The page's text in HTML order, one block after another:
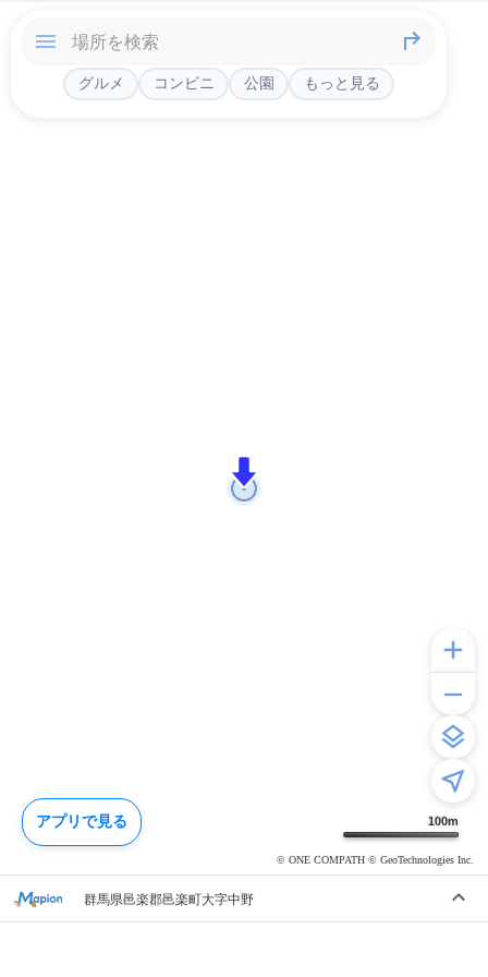
100m
© ONE COMPATH © GeoTechnologies Inc.
グルメ コンビニ 公園 もっと見る
群馬県邑楽郡邑楽町大字中野
アプリで見る